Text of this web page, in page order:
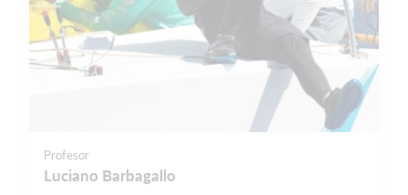
Profesor
Luciano Barbagallo